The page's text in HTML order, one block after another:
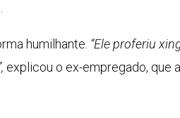
humilhante. “Ele proferiu
explicou o ex-empregado, que